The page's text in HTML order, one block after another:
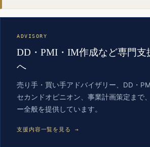
ADVISORY
DD・PMI・IM作成など専門支
へ
売り手・買い手アドバイザリー、DD・
セカンドオピニオン、事業計画策定まで
ー全般を提供しています。
支援内容一覧を見る →